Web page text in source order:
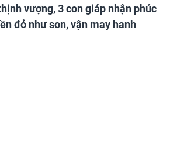
vượng, 3 con giáp nhận phúc
đỏ như son, vận may hanh